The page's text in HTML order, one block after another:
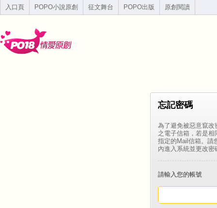
入口頁 POPO小說原創 征文舞台 POPO出版 原創閱讀
忘記密碼
為了避免被惡意竄改
之電子信箱，若是
指定的Mail信箱。請
內進入系統並更改密
請輸入您的帳號